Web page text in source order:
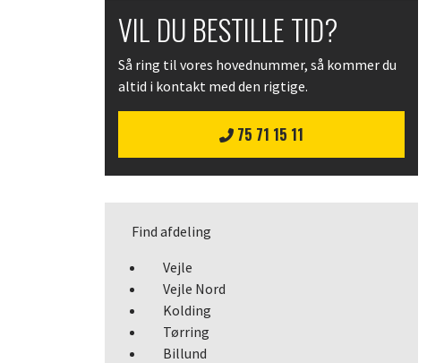
VIL DU BESTILLE TID?
Så ring til vores hovednummer, så kommer du
altid i kontakt med den rigtige.
75 71 15 11
Find afdeling
Vejle
Vejle Nord
Kolding
Tørring
Billund